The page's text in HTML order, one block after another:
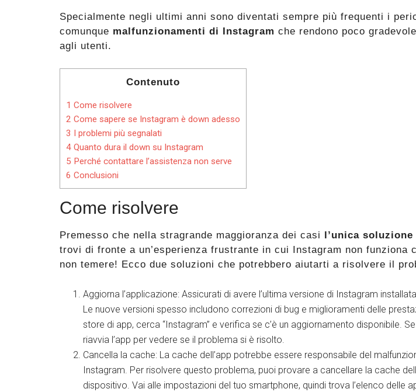
Specialmente negli ultimi anni sono diventati sempre più frequenti i
comunque malfunzionamenti di Instagram che rendono poco
agli utenti.
Contenuto
1 Come risolvere
2 Come sapere se Instagram è down adesso
3 I problemi più segnalati
4 Quanto dura il down su Instagram
5 Perché contattare l’assistenza non serve
6 Conclusioni
Come risolvere
Premesso che nella stragrande maggioranza dei casi l’unica
trovi di fronte a un’esperienza frustrante in cui Instagram non funziona
non temere! Ecco due soluzioni che potrebbero aiutarti a risolvere il
Aggiorna l’applicazione: Assicurati di avere l’ultima versione di Instagram
Le nuove versioni spesso includono correzioni di bug e miglioramenti delle
store di app, cerca “Instagram” e verifica se c’è un aggiornamento disponibile.
riavvia l’app per vedere se il problema si è risolto.
Cancella la cache: La cache dell’app potrebbe essere responsabile del
Instagram. Per risolvere questo problema, puoi provare a cancellare la cache
dispositivo. Vai alle impostazioni del tuo smartphone, quindi trova l’elenco delle